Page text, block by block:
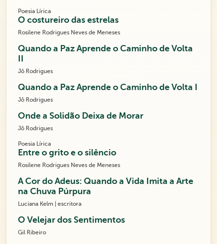
Poesia Lírica
O costureiro das estrelas
Rosilene Rodrigues Neves de Meneses
Quando a Paz Aprende o Caminho de Volta
Jô Rodrigues
Quando a Paz Aprende o Caminho de Volta I
Jô Rodrigues
Onde a Solidão Deixa de Morar
Jô Rodrigues
Poesia Lírica
Entre o grito e o silêncio
Rosilene Rodrigues Neves de Meneses
A Cor do Adeus: Quando a Vida Imita a Arte
na Chuva Púrpura
Luciana Kelm | escritora
O Velejar dos Sentimentos
Gil Ribeiro